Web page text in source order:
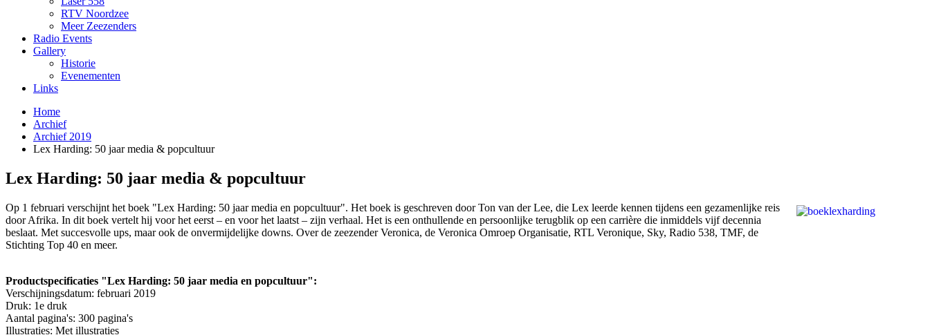
RTV Noordzee
Meer Zeezenders
Radio Events
Gallery
Historie
Evenementen
Links
Home
Archief
Archief 2019
Lex Harding: 50 jaar media & popcultuur
Lex Harding: 50 jaar media & popcultuur
Op 1 februari verschijnt het boek "Lex Harding: 50 jaar media en popcultuur". Het boek is geschreven door Ton van der Lee, die Lex leerde kennen tijdens een gezamenlijke reis
door Afrika. In dit boek vertelt hij voor het eerst – en voor het laatst – zijn verhaal. Het is een onthullende en persoonlijke terugblik op een carrière die inmiddels vijf decennia
beslaat. Met succesvolle ups, maar ook de onvermijdelijke downs. Over de zeezender Veronica, de Veronica Omroep Organisatie, RTL Veronique, Sky, Radio 538, TMF, de
Stichting Top 40 en meer.
Productspecificaties "Lex Harding: 50 jaar media en popcultuur":
Verschijningsdatum: februari 2019
Druk: 1e druk
Aantal pagina's: 300 pagina's
Illustraties: Met illustraties